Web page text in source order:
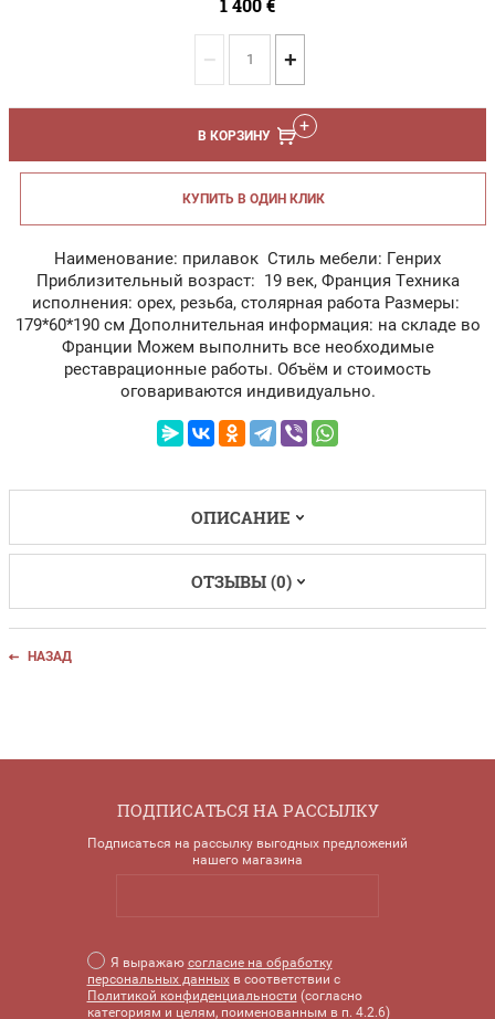
1 400€
− +
В КОРЗИНУ
КУПИТЬ В ОДИН КЛИК
Наименование: прилавок Стиль мебели: Генрих
Приблизительный возраст: 19 век, Франция Техника
исполнения: орех, резьба, столярная работа Размеры:
179*60*190 см Дополнительная информация: на складе во
Франции Можем выполнить все необходимые
реставрационные работы. Объём и стоимость
оговариваются индивидуально.
ОПИСАНИЕ
ОТЗЫВЫ (0)
НАЗАД
ПОДПИСАТЬСЯ НА РАССЫЛКУ
Подписаться на рассылку выгодных предложений
нашего магазина
Я выражаю согласие на обработку
персональных данныхв соответствии с
Политикой конфиденциальности (согласно
категориям и целям, поименованным в п. 4.2.6)